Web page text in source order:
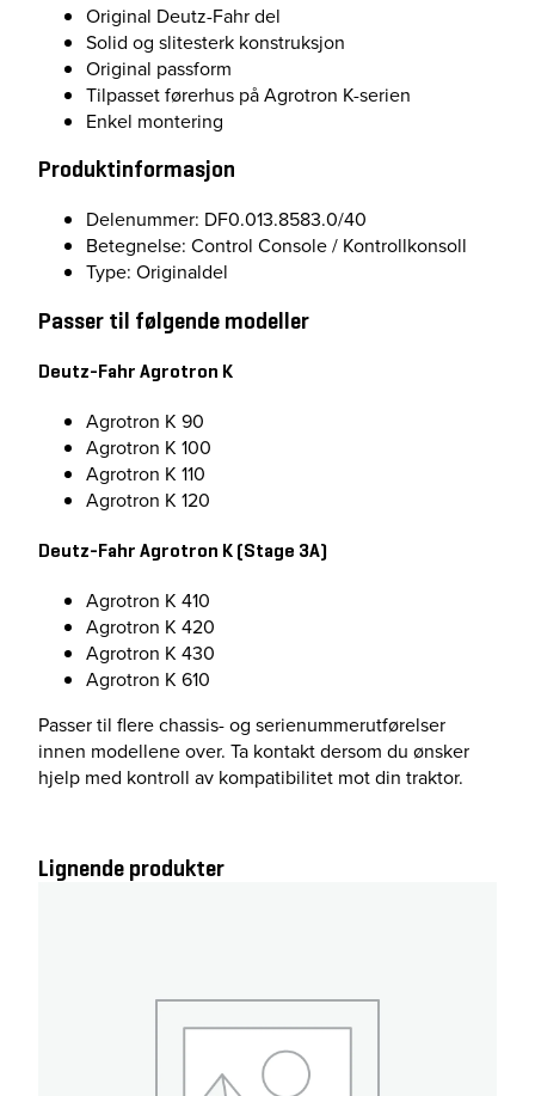
Original Deutz-Fahr del
Solid og slitesterk konstruksjon
Original passform
Tilpasset førerhus på Agrotron K-serien
Enkel montering
Produktinformasjon
Delenummer: DF0.013.8583.0/40
Betegnelse: Control Console / Kontrollkonsoll
Type: Originaldel
Passer til følgende modeller
Deutz-Fahr Agrotron K
Agrotron K 90
Agrotron K 100
Agrotron K 110
Agrotron K 120
Deutz-Fahr Agrotron K (Stage 3A)
Agrotron K 410
Agrotron K 420
Agrotron K 430
Agrotron K 610
Passer til flere chassis- og serienummerutførelser
innen modellene over. Ta kontakt dersom du ønsker
hjelp med kontroll av kompatibilitet mot din traktor.
Lignende produkter